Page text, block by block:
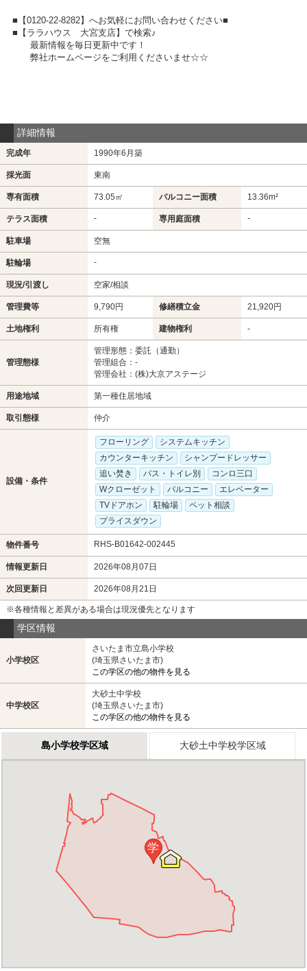
■【0120-22-8282】へお気軽にお問い合わせください■
■【ララハウス 大宮支店】で検索♪
最新情報を毎日更新中です！
弊社ホームページをご利用くださいませ☆☆
詳細情報
完成年 1990年6月築
採光面 東南
専有面積 73.05㎡ バルコニー面積 13.36m²
テラス面積 - 専用庭面積 -
駐車場 空無
駐輪場 -
現況/引渡し 空家/相談
管理費等 9,790円 修繕積立金 21,920円
土地権利 所有権 建物権利 -
管理態様
管理形態：委託（通勤）
管理組合：-
管理会社：(株)大京アステージ
用途地域 第一種住居地域
取引態様 仲介
設備・条件
フローリング
システムキッチン
カウンターキッチン
シャンプードレッサー
追い焚き
バス・トイレ別
コンロ三口
Wクローゼット
バルコニー
エレベーター
TVドアホン
駐輪場
ペット相談
プライスダウン
物件番号 RHS-B01642-002445
情報更新日 2026年08月07日
次回更新日 2026年08月21日
※各種情報と差異がある場合は現況優先となります
学区情報
小学校区
さいたま市立島小学校
(埼玉県さいたま市)
この学区の他の物件を見る
中学校区
大砂土中学校
(埼玉県さいたま市)
この学区の他の物件を見る
島小学校学区域 大砂土中学校学区域
学